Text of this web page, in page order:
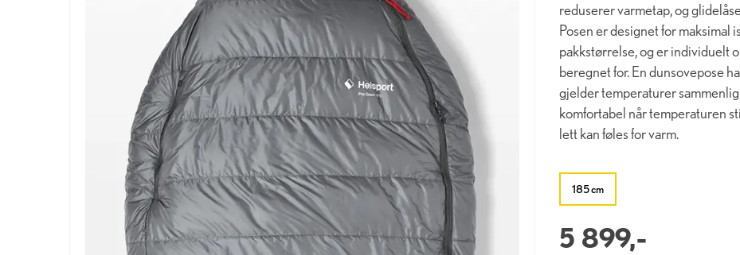
reduserer varmetap, og
Posen er designet for maksimal
pakkstørrelse, og er individuelt
beregnet for. En dunsovepose
gjelder temperaturer
komfortabel når temperaturen
lett kan føles for varm.
185 cm
5 899,-